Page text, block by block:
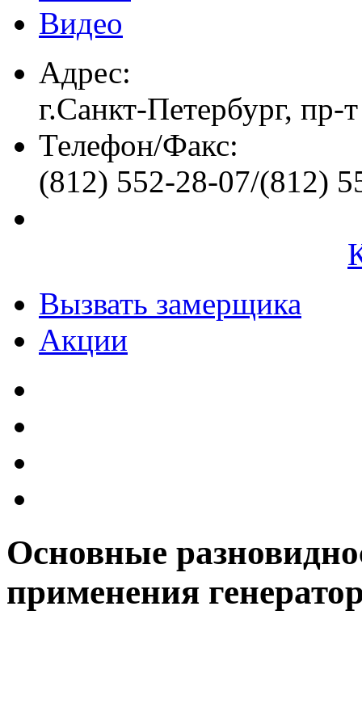
Видео
Адрес:
г.Санкт-Петербург, пр-
Телефон/Факс:
(812) 552-28-07/(812)
Вызвать замерщика
Акции
Основные
применения